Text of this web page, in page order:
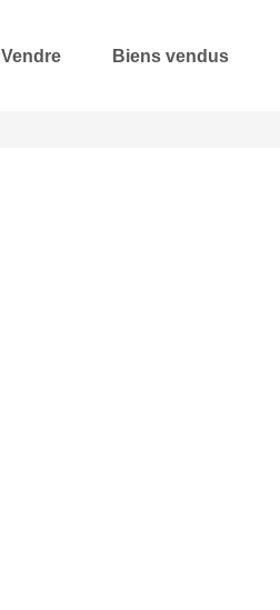
Vendre Biens vendus